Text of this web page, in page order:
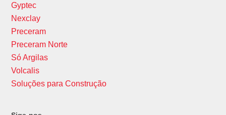
Gyptec
Nexclay
Preceram
Preceram Norte
Só Argilas
Volcalis
Soluções para Construção